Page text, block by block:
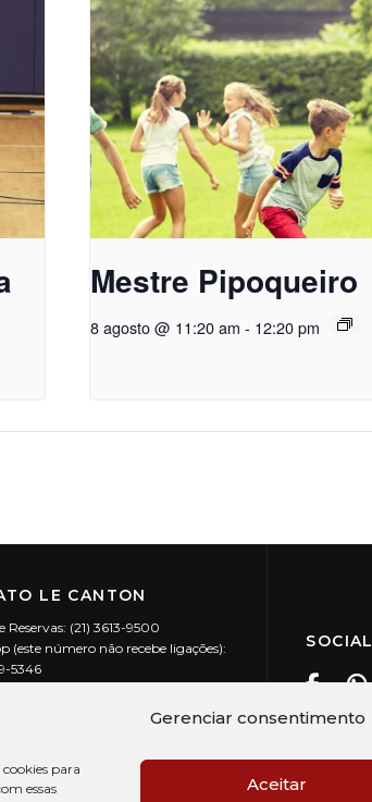
Gerenciar consentimento
para
essas
Aceitar
Mestre Pipoqueiro
8 agosto @ 11:20 am - 12:20 pm
LE CANTON
Reservas: (21) 3613-9500
(este número não recebe ligações):
5346
SOCIAL